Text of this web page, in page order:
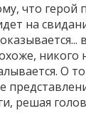
что герой
на
никого
О
решая